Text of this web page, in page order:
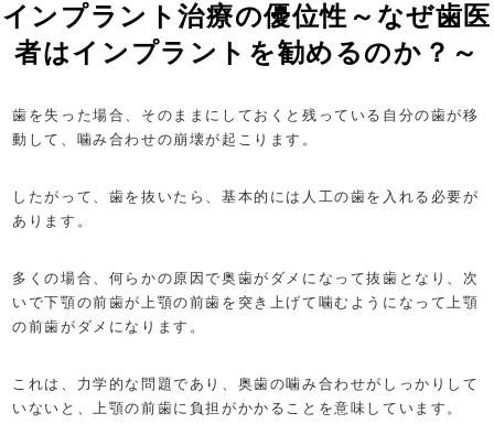
インプラント治療の優位性～なぜ歯医
者はインプラントを勧めるのか？～
歯を失った場合、そのままにしておくと残っている自分の歯が移
動して、噛み合わせの崩壊が起こります。
したがって、歯を抜いたら、基本的には人工の歯を入れる必要が
あります。
多くの場合、何らかの原因で奥歯がダメになって抜歯となり、次
いで下顎の前歯が上顎の前歯を突き上げて噛むようになって上顎
の前歯がダメになります。
これは、力学的な問題であり、奥歯の噛み合わせがしっかりして
いないと、上顎の前歯に負担がかかることを意味しています。